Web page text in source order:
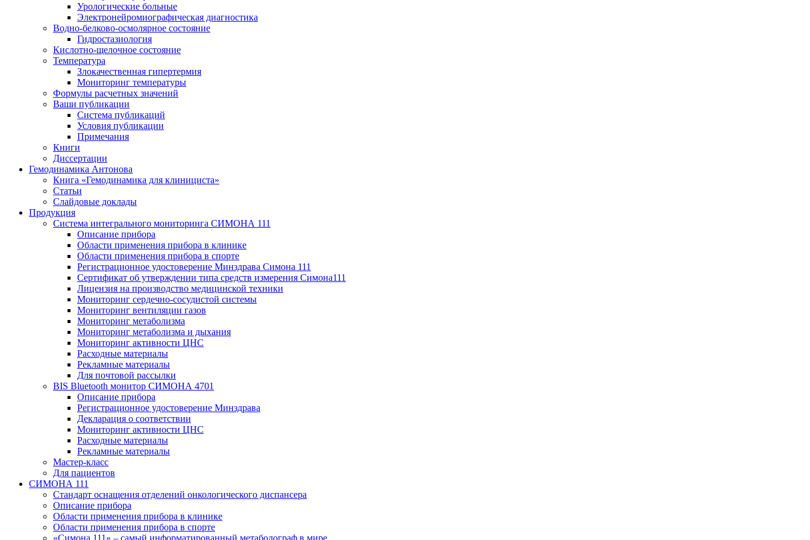
Урологические больные
Электронейромиографическая диагностика
Водно-белково-осмолярное состояние
Гидростазиология
Кислотно-щелочное состояние
Температура
Злокачественная гипертермия
Мониторинг температуры
Формулы расчетных значений
Ваши публикации
Система публикаций
Условия публикации
Примечания
Книги
Диссертации
Гемодинамика Антонова
Книга «Гемодинамика для клинициста»
Статьи
Слайдовые доклады
Продукция
Система интегрального мониторинга СИМОНА 111
Описание прибора
Области применения прибора в клинике
Области применения прибора в спорте
Регистрационное удостоверение Минздрава Симона 111
Сертификат об утверждении типа средств измерения Симона111
Лицензия на производство медицинской техники
Мониторинг сердечно-сосудистой системы
Мониторинг вентиляции газов
Мониторинг метаболизма
Мониторинг метаболизма и дыхания
Мониторинг активности ЦНС
Расходные материалы
Рекламные материалы
Для почтовой рассылки
BIS Bluetooth монитор СИМОНА 4701
Описание прибора
Регистрационное удостоверение Минздрава
Декларация о соответствии
Мониторинг активности ЦНС
Расходные материалы
Рекламные материалы
Мастер-класс
Для пациентов
СИМОНА 111
Стандарт оснащения отделений онкологического диспансера
Описание прибора
Области применения прибора в клинике
Области применения прибора в спорте
«Симона 111» – самый информатированный метаболограф в мире